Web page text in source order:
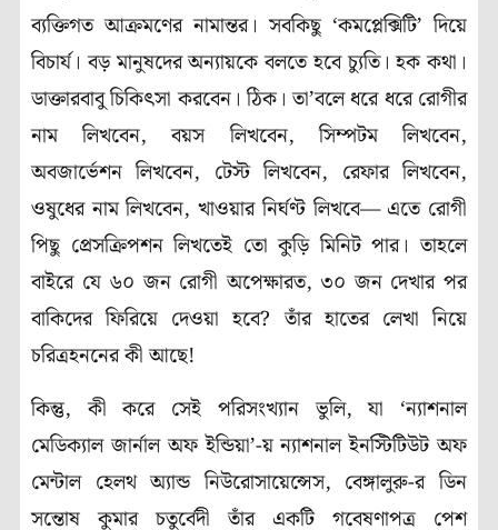
ব্যক্তিগত আক্রমণের নামান্তর। সবকিছু ‘কমপ্লেক্সিটি’ দিয়ে
বিচার্য। বড় মানুষদের অন্যায়কে বলতে হবে চ্যুতি। হক কথা।
ডাক্তারবাবু চিকিৎসা করবেন। ঠিক। তা’বলে ধরে ধরে রোগীর
নাম লিখবেন, বয়স লিখবেন, সিম্পটম লিখবেন,
অবজার্ভেশন লিখবেন, টেস্ট লিখবেন, রেফার লিখবেন,
ওষুধের নাম লিখবেন, খাওয়ার নির্ঘণ্ট লিখবে— এতে রোগী
পিছু প্রেসক্রিপশন লিখতেই তো কুড়ি মিনিট পার। তাহলে
বাইরে যে ৬০ জন রোগী অপেক্ষারত, ৩০ জন দেখার পর
বাকিদের ফিরিয়ে দেওয়া হবে? তাঁর হাতের লেখা নিয়ে
চরিত্রহননের কী আছে!
কিন্তু, কী করে সেই পরিসংখ্যান ভুলি, যা ‘ন্যাশনাল
মেডিক্যাল জার্নাল অফ ইন্ডিয়া’-য় ন্যাশনাল ইনস্টিটিউট অফ
মেন্টাল হেলথ অ্যান্ড নিউরোসায়েন্সেস, বেঙ্গালুরু-র ডিন
সন্তোষ কুমার চতুর্বেদী তাঁর একটি গবেষণাপত্র পেশ